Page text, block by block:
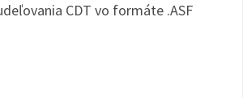
CDT vo formáte .ASF